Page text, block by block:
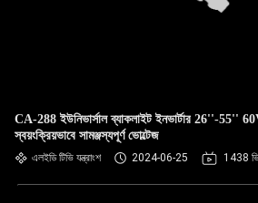
CA-288 ইউনিভার্সাল ব্যাকলাইট ইনভার্টার 26''-55''
স্বয়ংক্রিয়ভাবে সামঞ্জস্যপূর্ণ ভোল্টেজ
এলইডি টিভি যন্ত্রাংশ 2024-06-25 1438